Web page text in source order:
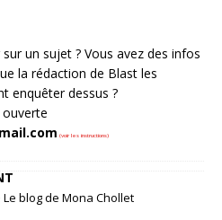
un sujet ? Vous avez des infos
la rédaction de Blast les
enquêter dessus ?
(voir les instructions)
blog de Mona Chollet